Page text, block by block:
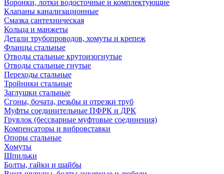
Воронки, лотки водосточные и комплектующие
Клапаны канализационные
Смазка сантехническая
Кольца и манжеты
Детали трубопроводов, хомуты и крепеж
Фланцы стальные
Отводы стальные крутоизогнутые
Отводы стальные гнутые
Переходы стальные
Тройники стальные
Заглушки стальные
Сгоны, бочата, резьбы и отрезки труб
Муфты соединительные ПФРК и ДРК
Грувлок (бессварные муфтовые соединения)
Компенсаторы и вибровставки
Опоры стальные
Хомуты
Шпильки
Болты, гайки и шайбы